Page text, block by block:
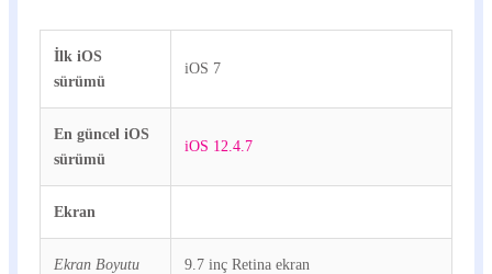
İlk iOS
sürümü
iOS 7
En güncel iOS
sürümü
iOS 12.4.7
Ekran
Ekran Boyutu 9.7 inç Retina ekran